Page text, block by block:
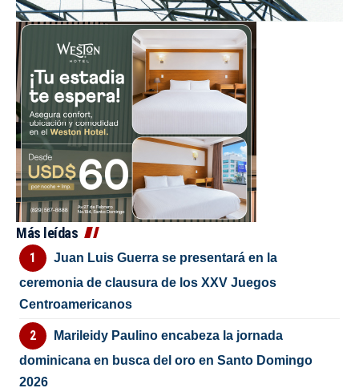
Más leídas
Juan Luis Guerra se presentará en la
ceremonia de clausura de los XXV Juegos
Centroamericanos
Marileidy Paulino encabeza la jornada
dominicana en busca del oro en Santo Domingo
2026